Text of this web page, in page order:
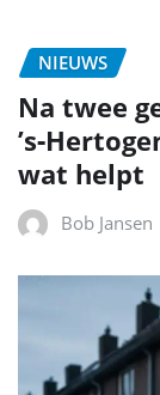
NIEUWS
Na twee
wat helpt
Bob Jansen